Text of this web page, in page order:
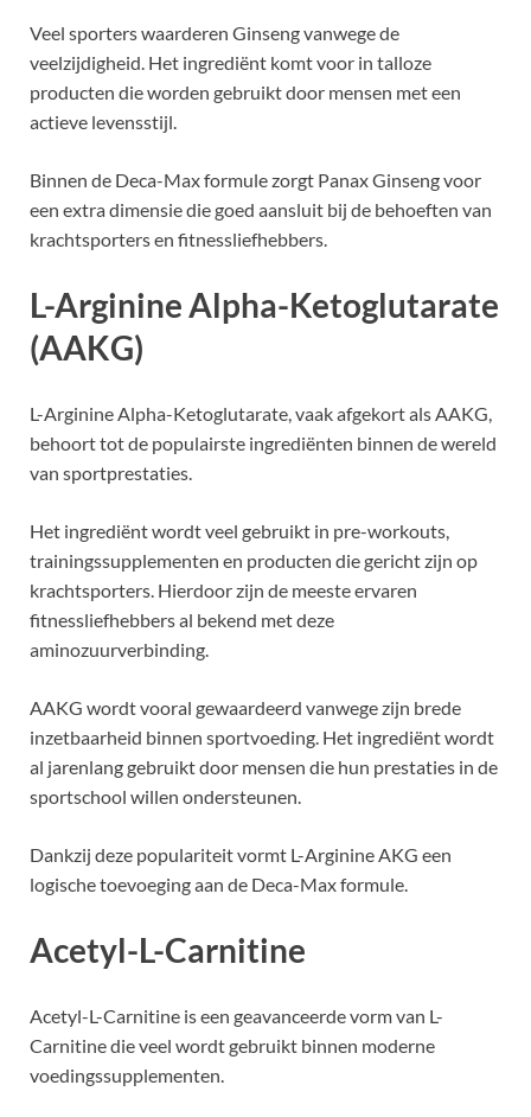
Veel sporters waarderen Ginseng vanwege de
veelzijdigheid. Het ingrediënt komt voor in talloze
producten die worden gebruikt door mensen met een
actieve levensstijl.
Binnen de Deca-Max formule zorgt Panax Ginseng voor
een extra dimensie die goed aansluit bij de behoeften van
krachtsporters en fitnessliefhebbers.
L-Arginine Alpha-Ketoglutarate
(AAKG)
L-Arginine Alpha-Ketoglutarate, vaak afgekort als AAKG,
behoort tot de populairste ingrediënten binnen de wereld
van sportprestaties.
Het ingrediënt wordt veel gebruikt in pre-workouts,
trainingssupplementen en producten die gericht zijn op
krachtsporters. Hierdoor zijn de meeste ervaren
fitnessliefhebbers al bekend met deze
aminozuurverbinding.
AAKG wordt vooral gewaardeerd vanwege zijn brede
inzetbaarheid binnen sportvoeding. Het ingrediënt wordt
al jarenlang gebruikt door mensen die hun prestaties in de
sportschool willen ondersteunen.
Dankzij deze populariteit vormt L-Arginine AKG een
logische toevoeging aan de Deca-Max formule.
Acetyl-L-Carnitine
Acetyl-L-Carnitine is een geavanceerde vorm van L-
Carnitine die veel wordt gebruikt binnen moderne
voedingssupplementen.